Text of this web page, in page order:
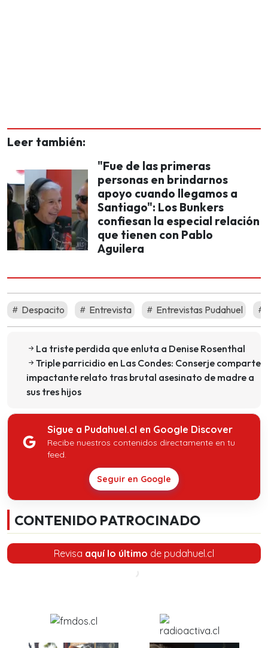
Leer también:
"Fue de las primeras
personas en brindarnos
apoyo cuando llegamos a
Santiago": Los Bunkers
confiesan la especial relación
que tienen con Pablo
Aguilera
Despacito Entrevista Entrevistas Pudahuel
La triste perdida que enluta a Denise Rosenthal
Triple parricidio en Las Condes: Conserje comparte
impactante relato tras brutal asesinato de madre a
sus tres hijos
Sigue a Pudahuel.cl en Google Discover
Recibe nuestros contenidos directamente en tu
feed.
Seguir en Google
CONTENIDO PATROCINADO
Revisa aquí lo último de pudahuel.cl